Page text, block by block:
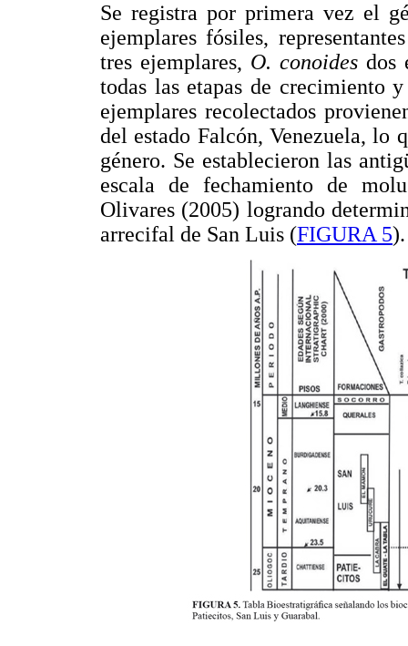
Se registra por primera vez el
ejemplares fósiles,
tres ejemplares, O. conoides dos
todas las etapas de crecimiento
ejemplares recolectados
del estado Falcón, Venezuela, lo
género. Se establecieron las
escala de fechamiento de
Olivares (2005) logrando
arrecifal de San Luis (FIGURA 5).